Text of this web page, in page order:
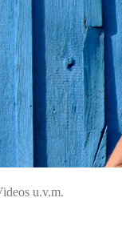
u.v.m.